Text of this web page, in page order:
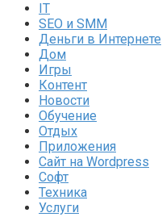
IT
SEO и SMM
Деньги в Интернете
Дом
Игры
Контент
Новости
Обучение
Отдых
Приложения
Сайт на Wordpress
Софт
Техника
Услуги